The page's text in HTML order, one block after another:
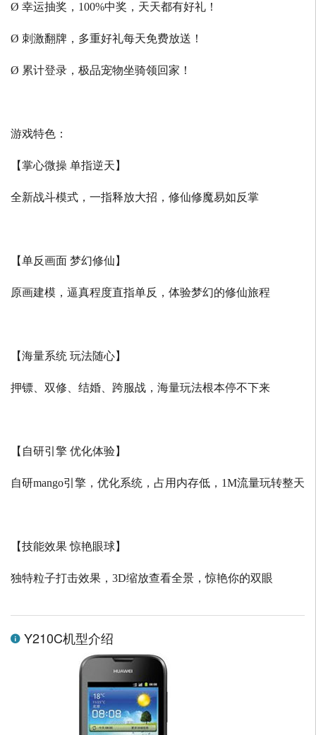
Ø 幸运抽奖，100%中奖，天天都有好礼！
Ø 刺激翻牌，多重好礼每天免费放送！
Ø 累计登录，极品宠物坐骑领回家！
游戏特色：
【掌心微操 单指逆天】
全新战斗模式，一指释放大招，修仙修魔易如反掌
【单反画面 梦幻修仙】
原画建模，逼真程度直指单反，体验梦幻的修仙旅程
【海量系统 玩法随心】
押镖、双修、结婚、跨服战，海量玩法根本停不下来
【自研引擎 优化体验】
自研mango引擎，优化系统，占用内存低， 1M流量玩转整天
【技能效果 惊艳眼球】
独特粒子打击效果， 3D缩放查看全景，惊艳你的双眼
Y210C机型介绍